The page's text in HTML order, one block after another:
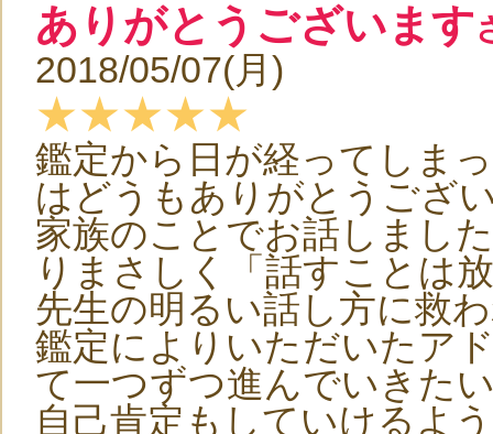
ありがとうございます
2018/05/07(月)
★★★★★
鑑定から日が経ってしま
はどうもありがとうござ
家族のことでお話しまし
りまさしく「話すことは
先生の明るい話し方に救
鑑定によりいただいたア
て一つずつ進んでいきた
自己肯定もしていけるよ